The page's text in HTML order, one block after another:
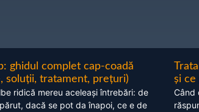
ghidul complet cap-coadă
soluții, tratament, prețuri)
ridică mereu aceleași întrebări: de
dacă se pot da înapoi, ce e de
și ce
Când